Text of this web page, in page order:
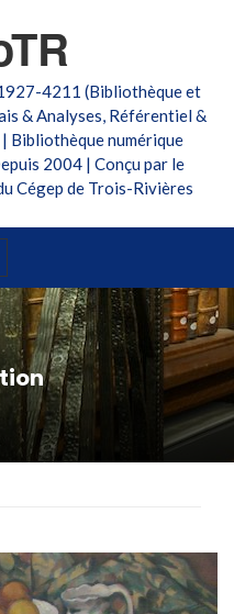
4211 (Bibliothèque et
& Analyses, Référentiel &
Bibliothèque numérique
2004 | Conçu par le
Cégep de Trois-Rivières